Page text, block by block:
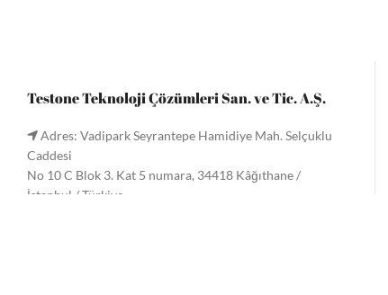
Testone Teknoloji Çözümleri San. ve Tic. A.Ş.
Adres: Vadipark Seyrantepe Hamidiye Mah. Selçuklu
Caddesi
No 10 C Blok 3. Kat 5 numara, 34418 Kâğıthane /
İstanbul / Türkiye